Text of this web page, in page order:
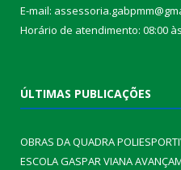
E-mail:
Horário de atendimento: 08:00
ÚLTIMAS PUBLICAÇÕES
OBRAS DA QUADRA
ESCOLA GASPAR VIANA